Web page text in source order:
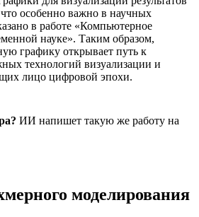
особенно важно в научных
в работе «Компьютерное
науке». Таким образом,
графику открывает путь к
технологий визуализации и
лицо цифровой эпохи.
ИИ напишет такую же работу на
моделирования